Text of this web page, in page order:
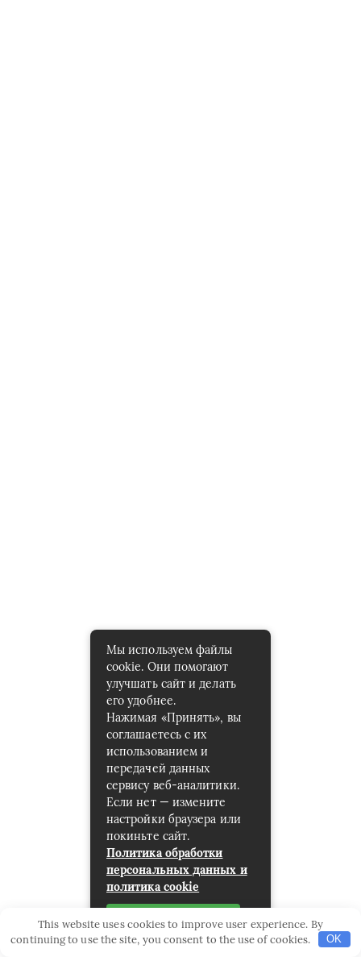
Мы используем файлы
cookie. Они помогают
улучшать сайт и делать
его удобнее.
Нажимая «Принять», вы
соглашаетесь с их
использованием и
передачей данных
сервису веб-аналитики.
Если нет — измените
настройки браузера или
покиньте сайт.
Политика обработки
персональных данных и
политика cookie
This website uses cookies to improve user experience. By
continuing to use the site, you consent to the use of cookies.
OK